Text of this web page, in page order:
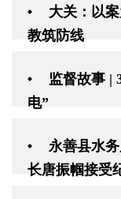
大关：以
教筑防线
监督故事 |
电”
永善县水
长唐振帼接受